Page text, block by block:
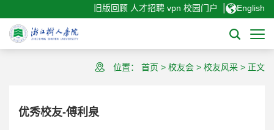
旧版回顾 人才招聘 vpn 校园门户 English
位置： 首页 > 校友会 > 校友风采 > 正文
优秀校友-傅利泉